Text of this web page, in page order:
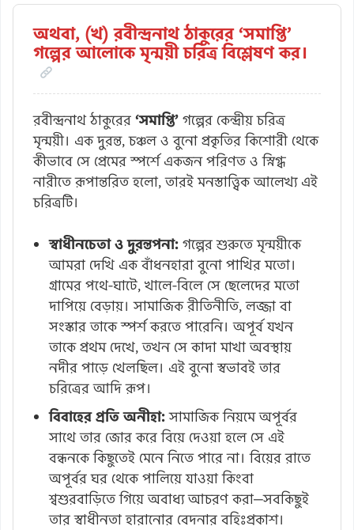
অথবা, (খ) রবীন্দ্রনাথ ঠাকুরের ‘সমাপ্তি’
গল্পের আলোকে মৃন্ময়ী চরিত্র বিশ্লেষণ কর।
রবীন্দ্রনাথ ঠাকুরের ‘সমাপ্তি’ গল্পের কেন্দ্রীয় চরিত্র
মৃন্ময়ী। এক দুরন্ত, চঞ্চল ও বুনো প্রকৃতির কিশোরী থেকে
কীভাবে সে প্রেমের স্পর্শে একজন পরিণত ও স্নিগ্ধ
নারীতে রূপান্তরিত হলো, তারই মনস্তাত্ত্বিক আলেখ্য এই
চরিত্রটি।
স্বাধীনচেতা ও দুরন্তপনা: গল্পের শুরুতে মৃন্ময়ীকে
আমরা দেখি এক বাঁধনহারা বুনো পাখির মতো।
গ্রামের পথে-ঘাটে, খালে-বিলে সে ছেলেদের মতো
দাপিয়ে বেড়ায়। সামাজিক রীতিনীতি, লজ্জা বা
সংস্কার তাকে স্পর্শ করতে পারেনি। অপূর্ব যখন
তাকে প্রথম দেখে, তখন সে কাদা মাখা অবস্থায়
নদীর পাড়ে খেলছিল। এই বুনো স্বভাবই তার
চরিত্রের আদি রূপ।
বিবাহের প্রতি অনীহা:সামাজিক নিয়মে অপূর্বর
সাথে তার জোর করে বিয়ে দেওয়া হলে সে এই
বন্ধনকে কিছুতেই মেনে নিতে পারে না। বিয়ের রাতে
অপূর্বর ঘর থেকে পালিয়ে যাওয়া কিংবা
শ্বশুরবাড়িতে গিয়ে অবাধ্য আচরণ করা—সবকিছুই
তার স্বাধীনতা হারানোর বেদনার বহিঃপ্রকাশ।